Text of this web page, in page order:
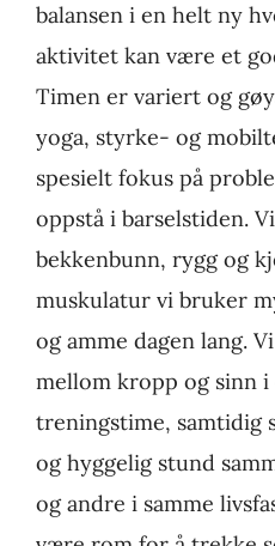
balansen i en helt ny
aktivitet kan være et
Timen er variert og
yoga, styrke- og
spesielt fokus på
oppstå i barselstiden.
bekkenbunn, rygg og
muskulatur vi bruker
og amme dagen lang.
mellom kropp og sinn
treningstime, samtidig
og hyggelig stund
og andre i samme